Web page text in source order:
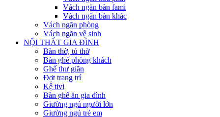
Vách ngăn bàn fami
Vách ngăn bàn khác
Vách ngăn phòng
Vách ngăn vệ sinh
NỘI THẤT GIA ĐÌNH
Bàn thờ, tủ thờ
Bàn ghế phòng khách
Ghế thư giãn
Đợt trang trí
Kệ tivi
Bàn ghế ăn gia đình
Giường ngủ người lớn
Giường ngủ trẻ em